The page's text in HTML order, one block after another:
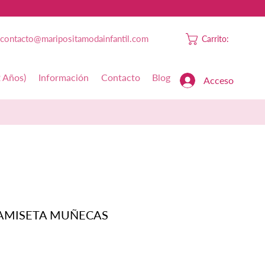
contacto@maripositamodainfantil.com Carrito:
Años) Información Contacto Blog Acceso
MUÑECAS